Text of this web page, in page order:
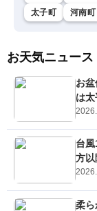
太子町
河南町
お天気ニュース
お
は
台
方以
柔ら